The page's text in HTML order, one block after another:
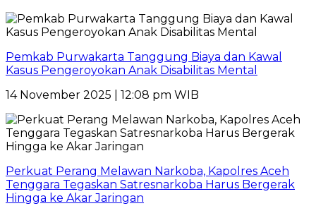
Pemkab Purwakarta Tanggung Biaya dan Kawal
Kasus Pengeroyokan Anak Disabilitas Mental
14 November 2025 | 12:08 pm WIB
Perkuat Perang Melawan Narkoba, Kapolres Aceh
Tenggara Tegaskan Satresnarkoba Harus Bergerak
Hingga ke Akar Jaringan